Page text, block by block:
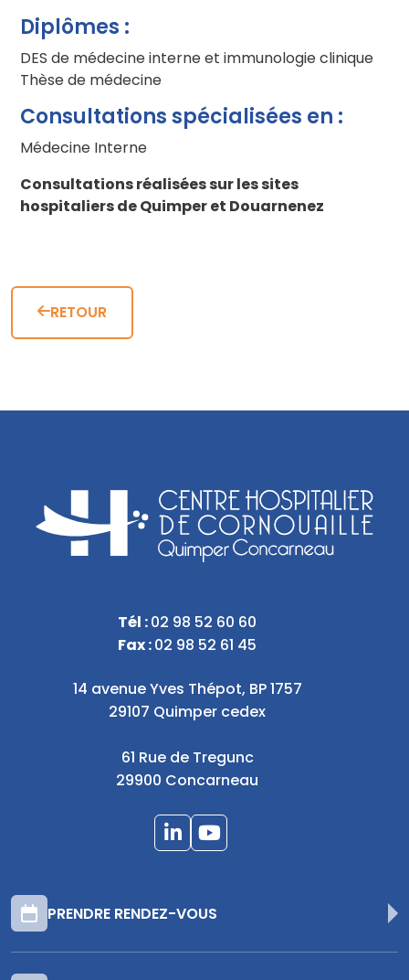
Diplômes :
DES de médecine interne et immunologie clinique
Thèse de médecine
Consultations spécialisées en :
Médecine Interne
Consultations réalisées sur les sites
hospitaliers de Quimper et Douarnenez
RETOUR
Tél : 02 98 52 60 60
Fax : 02 98 52 61 45
14 avenue Yves Thépot, BP 1757
29107 Quimper cedex
61 Rue de Tregunc
29900 Concarneau
PRENDRE RENDEZ-VOUS